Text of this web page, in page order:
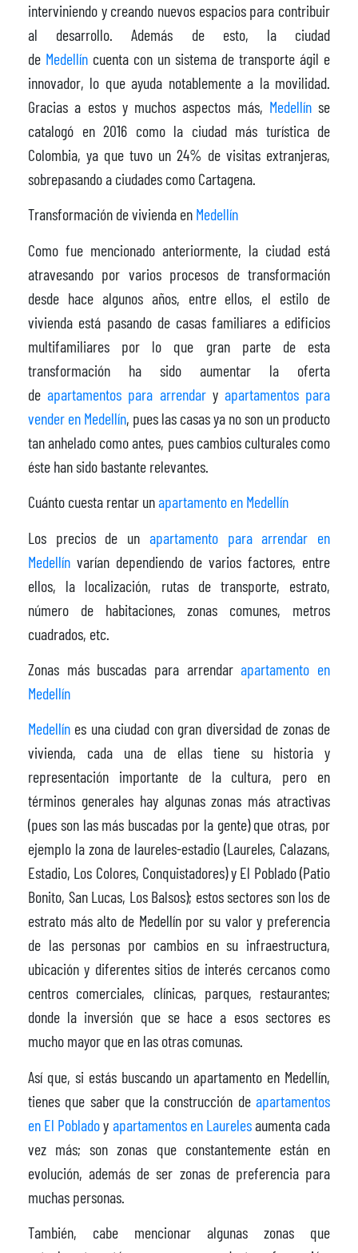
interviniendo y creando nuevos espacios para contribuir
al desarrollo. Además de esto, la ciudad
de Medellín cuenta con un sistema de transporte ágil e
innovador, lo que ayuda notablemente a la movilidad.
Gracias a estos y muchos aspectos más, Medellínse
catalogó en 2016 como la ciudad más turística de
Colombia, ya que tuvo un 24% de visitas extranjeras,
sobrepasando a ciudades como Cartagena.
Transformación de vivienda en Medellín
Como fue mencionado anteriormente, la ciudad está
atravesando por varios procesos de transformación
desde hace algunos años, entre ellos, el estilo de
vivienda está pasando de casas familiares a edificios
multifamiliares por lo que gran parte de esta
transformación ha sido aumentar la oferta
deapartamentos para arrendary apartamentos para
vender en Medellín, pues las casas ya no son un producto
tan anhelado como antes, pues cambios culturales como
éste han sido bastante relevantes.
Cuánto cuesta rentar unapartamento en Medellín
Los precios de un apartamento para arrendar en
Medellín varían dependiendo de varios factores, entre
ellos, la localización, rutas de transporte, estrato,
número de habitaciones, zonas comunes, metros
cuadrados, etc.
Zonas más buscadas para arrendarapartamento en
Medellín
Medellín es una ciudad con gran diversidad de zonas de
vivienda, cada una de ellas tiene su historia y
representación importante de la cultura, pero en
términos generales hay algunas zonas más atractivas
(pues son las más buscadas por la gente) que otras, por
ejemplo la zona de laureles-estadio (Laureles, Calazans,
Estadio, Los Colores, Conquistadores) y El Poblado (Patio
Bonito, San Lucas, Los Balsos); estos sectores son los de
estrato más alto de Medellín por su valor y preferencia
de las personas por cambios en su infraestructura,
ubicación y diferentes sitios de interés cercanos como
centros comerciales, clínicas, parques, restaurantes;
donde la inversión que se hace a esos sectores es
mucho mayor que en las otras comunas.
Así que, si estás buscando un apartamento en Medellín,
tienes que saber que la construcción de apartamentos
en El Pobladoy apartamentos en Laurelesaumenta cada
vez más; son zonas que constantemente están en
evolución, además de ser zonas de preferencia para
muchas personas.
También, cabe mencionar algunas zonas que